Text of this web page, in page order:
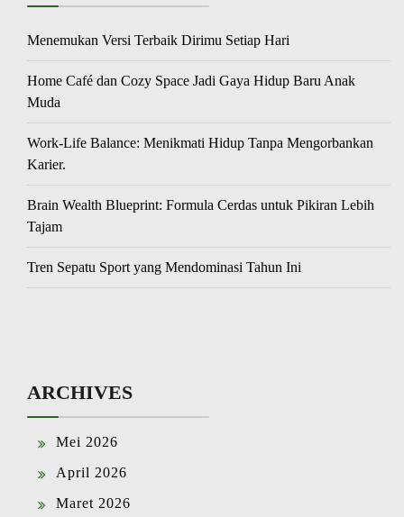
Menemukan Versi Terbaik Dirimu Setiap Hari
Home Café dan Cozy Space Jadi Gaya Hidup Baru Anak
Muda
Work-Life Balance: Menikmati Hidup Tanpa Mengorbankan
Karier.
Brain Wealth Blueprint: Formula Cerdas untuk Pikiran Lebih
Tajam
Tren Sepatu Sport yang Mendominasi Tahun Ini
ARCHIVES
Mei 2026
April 2026
Maret 2026